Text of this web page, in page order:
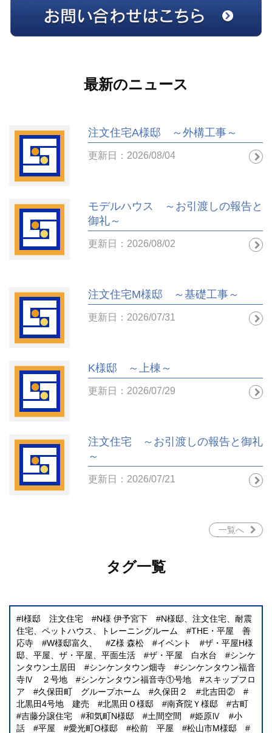
最新のニュース
注文住宅A様邸 ～外構工事～
更新日：2026/08/04
モデルハウス ～お引渡しの報告と
御礼～
更新日：2026/08/02
注文住宅M様邸 ～基礎工事～
更新日：2026/07/31
K様邸 ～上棟～
更新日：2026/07/29
注文住宅 ～お引渡しの報告と御礼
～
更新日：2026/07/21
一覧へ
タグ一覧
I様邸 注文住宅 N様 伊予宮下
N様邸、注文住宅、耐震
住宅、ペットハウス、トレーニングルーム
THE・平屋 善
応寺
W様邸富久、 Z様 森松 イベント
ザ・平屋H様
邸、平屋、ザ・平屋、平面生活
ザ・平屋 白水台
シンケ
ンタウン土居田
シンケンタウン畑寺
シンケンタウン福音
寺Ⅳ ２号地
シンケンタウン福音寺①号地
スキップフロ
ア
久保田町 グループホーム 久保田２
北吉田②
北黒田4号地 建売
北黒田Ｏ様邸 南斉院Ｙ様邸
古町
吉藤分譲住宅
和気町N様邸 土間空間 姫原Ⅳ
小
話
平屋 愛光町O様邸 松前 平屋 松山市M様邸